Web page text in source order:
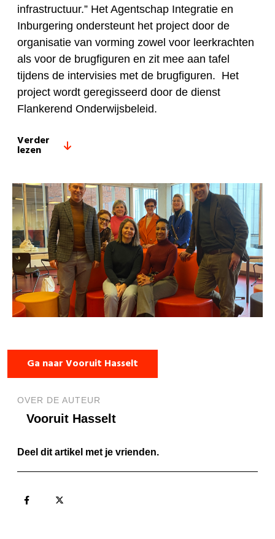
infrastructuur.” Het Agentschap Integratie en
Inburgering ondersteunt het project door de
organisatie van vorming zowel voor leerkrachten
als voor de brugfiguren en zit mee aan tafel
tijdens de intervisies met de brugfiguren. Het
project wordt geregisseerd door de dienst
Flankerend Onderwijsbeleid.
Verder
lezen
Ga naar Vooruit Hasselt
OVER DE AUTEUR
Vooruit Hasselt
Deel dit artikel met je vrienden.